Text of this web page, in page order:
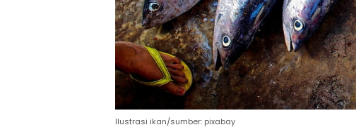
Ilustrasi ikan/sumber: pixabay